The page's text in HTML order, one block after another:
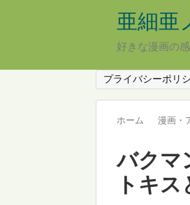
亜細亜
好きな漫画の
プライバシーポリ
ホーム 漫画・
バクマ
トキ